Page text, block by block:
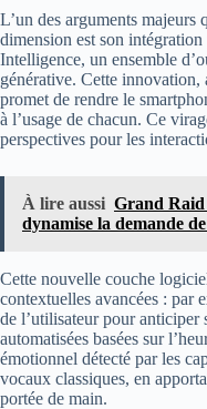
L’un des arguments majeurs
dimension est son
Intelligence, un ensemble
générative. Cette innovation,
promet de rendre le
à l’usage de chacun. Ce
perspectives pour les
À lire aussi Grand Raid
dynamise la demande
Cette nouvelle couche
contextuelles avancées : par
de l’utilisateur pour anticiper
automatisées basées sur
émotionnel détecté par les
vocaux classiques, en
portée de main.